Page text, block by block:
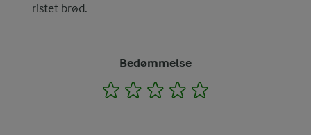
ristet brød.
Bedømmelse
1 2 3 4